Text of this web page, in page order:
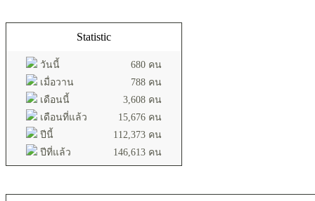
Statistic
วันนี้
680 คน
เมื่อวาน
788 คน
เดือนนี้
3,608 คน
เดือนที่แล้ว
15,676 คน
ปีนี้
112,373 คน
ปีที่แล้ว
146,613 คน